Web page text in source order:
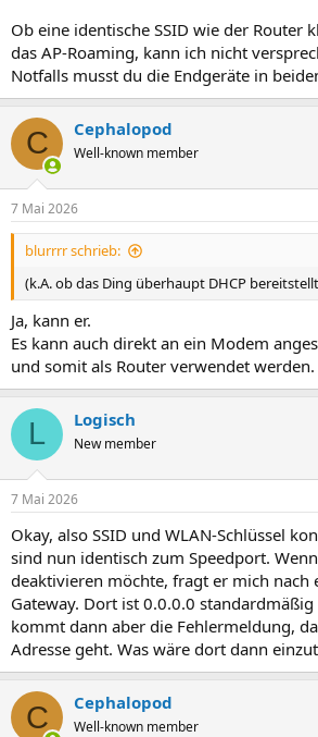
Ob eine identische SSID wie der Router
das AP-Roaming, kann ich nicht
Notfalls musst du die Endgeräte in
C Cephalopod
Well-known member
7 Mai 2026
blurrrr schrieb:
(k.A. ob das Ding überhaupt DHCP
Ja, kann er.
Es kann auch direkt an ein Modem
und somit als Router verwendet werden.
L Logisch
New member
7 Mai 2026
Okay, also SSID und WLAN-Schlüssel
sind nun identisch zum Speedport.
deaktivieren möchte, fragt er mich nach
Gateway. Dort ist 0.0.0.0 standardmäßig
kommt dann aber die Fehlermeldung,
Adresse geht. Was wäre dort dann
C Cephalopod
Well-known member